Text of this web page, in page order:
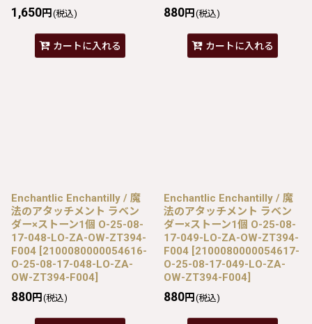
1,650円 (税込)
カートに入れる
880円 (税込)
カートに入れる
Enchantlic Enchantilly / 魔
法のアタッチメント ラベン
ダー×ストーン1個 O-25-08-
17-048-LO-ZA-OW-ZT394-
F004 [2100080000054616-
O-25-08-17-048-LO-ZA-
OW-ZT394-F004]
880円 (税込)
Enchantlic Enchantilly / 魔
法のアタッチメント ラベン
ダー×ストーン1個 O-25-08-
17-049-LO-ZA-OW-ZT394-
F004 [2100080000054617-
O-25-08-17-049-LO-ZA-
OW-ZT394-F004]
880円 (税込)